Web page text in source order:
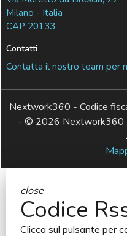
Milano - Italia
CAP 20133
Contatti
Contatta il nostro team per
Nextwork360 - Codice
- © 2026 Nextwork360.
close
Codice
Clicca sul pulsante per